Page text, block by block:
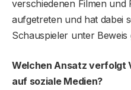
verschiedenen Filmen und
aufgetreten und hat dabei
Schauspieler unter Beweis
Welchen Ansatz verfolgt
auf soziale Medien?